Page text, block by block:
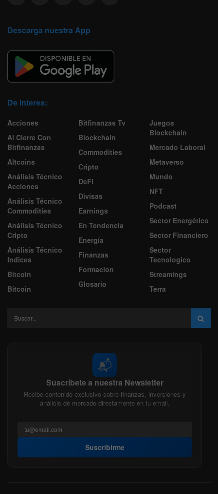
Descarga nuestra App
De Interes:
Acciones
Al Cierre Con
Bitfinanzas
Altcoins
Análisis Técnico
Acciones
Análisis Técnico
Commodities
Análisis Técnico
Cripto
Análisis Técnico
Indices
Bitcoin
Bitcoin
Bitfinanzas Tv
Blockchain
Commodities
Cripto
DeFi
Divisas
Earnings
En Tendencia
Energía
Finanzas
Formacion
Glosario
Juegos
Blockchain
Mercado Laboral
Metaverso
Mundo
NFT
Podcast
Sector Energético
Sector Financiero
Sector
Tecnologico
Streamings
Terra
📬
Suscríbete a nuestra Newsletter
Recibe contenido exclusivo sobre finanzas, inversiones y
análisis de mercado directamente en tu email.
Suscribirme